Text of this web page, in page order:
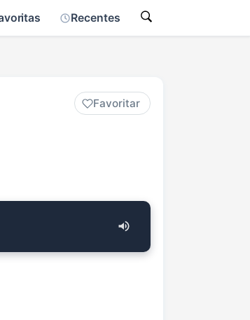
Recentes
Favoritar